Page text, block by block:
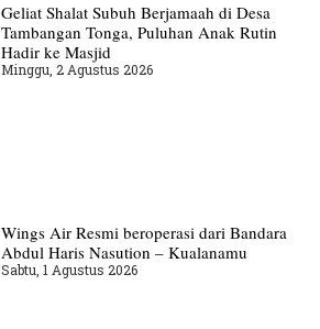
Geliat Shalat Subuh Berjamaah di Desa
Tambangan Tonga, Puluhan Anak Rutin
Hadir ke Masjid
Minggu, 2 Agustus 2026
Wings Air Resmi beroperasi dari Bandara
Abdul Haris Nasution – Kualanamu
Sabtu, 1 Agustus 2026